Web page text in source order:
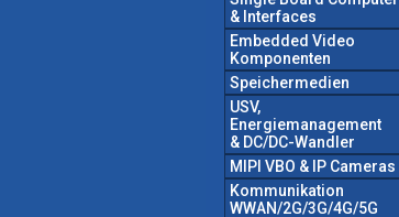
& Interfaces
Embedded Video
Komponenten
Speichermedien
USV,
Energiemanagement
& DC/DC-Wandler
MIPI VBO & IP Cameras
Kommunikation
WWAN/2G/3G/4G/5G